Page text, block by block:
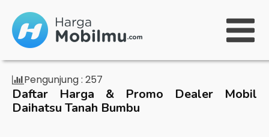
Pengunjung : 257
Daftar Harga & Promo Dealer Mobil
Daihatsu Tanah Bumbu